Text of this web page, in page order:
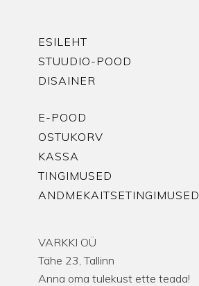
ESILEHT
STUUDIO-POOD
DISAINER
E-POOD
OSTUKORV
KASSA
TINGIMUSED
ANDMEKAITSETINGIMUSED
VARKKI OÜ
Tähe 23, Tallinn
Anna oma tulekust ette teada!